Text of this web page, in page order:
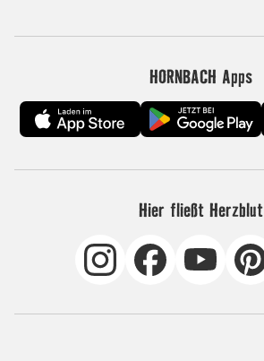
HORNBACH Apps
Hier fließt Herzblut